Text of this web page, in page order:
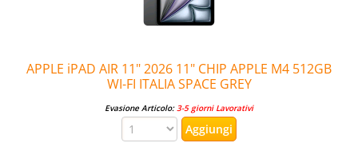
APPLE iPAD AIR 11" 2026 11" CHIP APPLE M4 512GB
WI-FI ITALIA SPACE GREY
Evasione Articolo:3-5 giorni Lavorativi